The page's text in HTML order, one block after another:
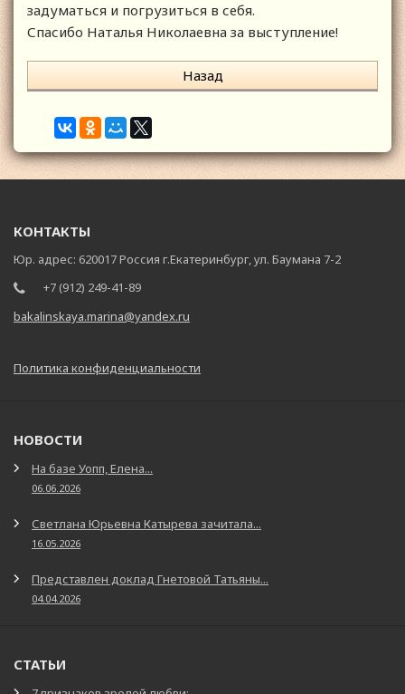
задуматься и погрузиться в себя.
Спасибо Наталья Николаевна за выступление!
Назад
КОНТАКТЫ
Юр. адрес: 620017 Россия г.Екатеринбург, ул. Баумана 7-2
+7 (912) 249-41-89
bakalinskaya.marina@yandex.ru
Политика конфиденциальности
НОВОСТИ
На базе Уопп, Елена...
06.06.2026
Светлана Юрьевна Катырева зачитала...
16.05.2026
Представлен доклад Гнетовой Татьяны...
04.04.2026
СТАТЬИ